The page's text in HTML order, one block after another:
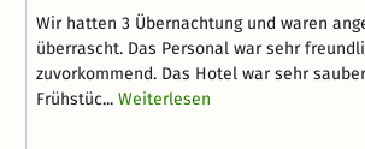
Wir hatten 3 Übernachtung und waren
überrascht. Das Personal war sehr
zuvorkommend. Das Hotel war sehr
Frühstüc... Weiterlesen